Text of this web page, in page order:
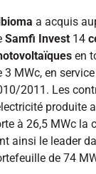
a acquis
Samfi Invest 14
en
3 MWc, en
2011. Les
produite
à 26,5 MWc la
ainsi le leader
de 74